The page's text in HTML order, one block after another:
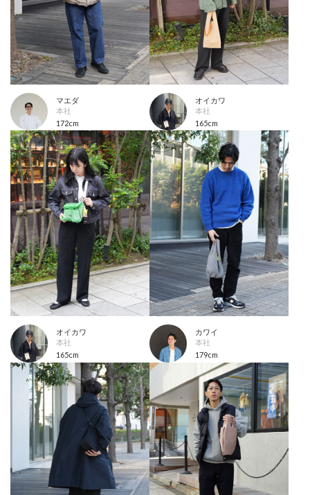
マエダ
本社
172cm
オイカワ
本社
165cm
オイカワ
本社
165cm
カワイ
本社
179cm